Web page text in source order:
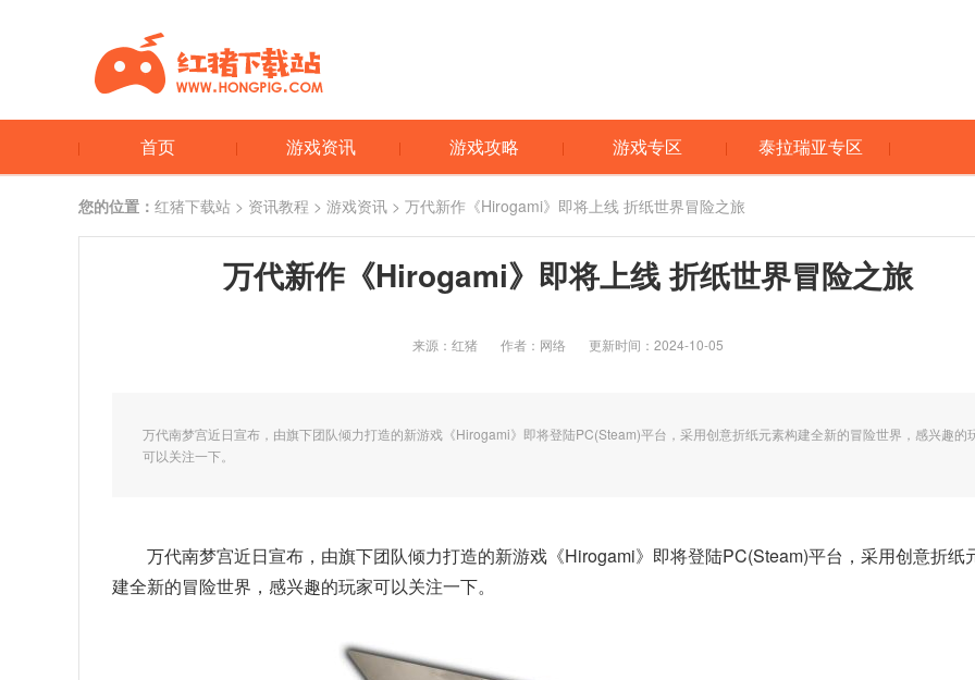
首页 游戏资讯 游戏攻略 游戏专区 泰拉瑞亚专区
您的位置： 红猪下载站 > 资讯教程 > 游戏资讯 > 万代新作《Hirogami》即将上线 折纸世界冒险之旅
万代新作《Hirogami》即将上线 折纸世界冒险之旅
来源：红猪 作者：网络 更新时间：2024-10-05
万代南梦宫近日宣布，由旗下团队倾力打造的新游戏《Hirogami》即将登陆PC(Steam)平台，采用创意折纸元素构建全新的冒险世界，感兴趣的
可以关注一下。
万代南梦宫近日宣布，由旗下团队倾力打造的新游戏《Hirogami》即将登陆PC(Steam)平台，采用创意折纸
建全新的冒险世界，感兴趣的玩家可以关注一下。